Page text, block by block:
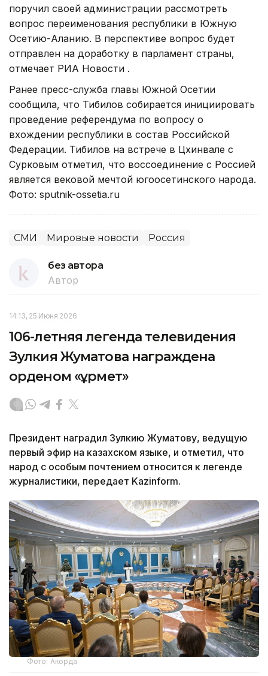
поручил своей администрации рассмотреть
вопрос переименования республики в Южную
Осетию-Аланию. В перспективе вопрос будет
отправлен на доработку в парламент страны,
отмечает РИА Новости .
Ранее пресс-служба главы Южной Осетии
сообщила, что Тибилов собирается инициировать
проведение референдума по вопросу о
вхождении республики в состав Российской
Федерации. Тибилов на встрече в Цхинвале с
Сурковым отметил, что воссоединение с Россией
является вековой мечтой югоосетинского народа.
Фото: sputnik-ossetia.ru
СМИ Мировые новости Россия
без автора
Автор
14:13, 25 Июня 2026
106-летняя легенда телевидения
Зулкия Жуматова награждена
орденом «Құрмет»
Президент наградил Зулкию Жуматову, ведущую
первый эфир на казахском языке, и отметил, что
народ с особым почтением относится к легенде
журналистики, передает Kazinform.
Фото: Акорда